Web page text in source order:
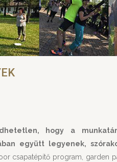
hogy a
együtt legyenek,
csapatépítő program, garden